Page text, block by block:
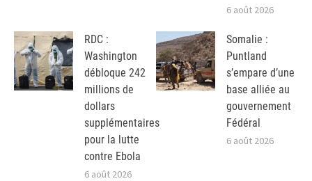
6 août 2026
RDC :
Washington
débloque 242
millions de
dollars
supplémentaires
pour la lutte
contre Ebola
6 août 2026
Somalie :
Puntland
s’empare d’une
base alliée au
gouvernement
Fédéral
6 août 2026